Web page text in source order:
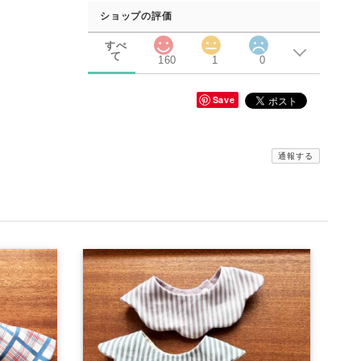
ショップの評価
すべ
て
160 1 0
Save
通報する